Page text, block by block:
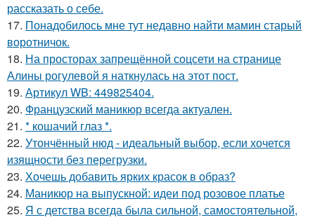
рассказать о себе.
17. Понадобилось мне тут недавно найти мамин старый
воротничок.
18. На просторах запрещённой соцсети на странице
Алины рогулевой я наткнулась на этот пост.
19. Артикул WB: 449825404.
20. Французский маникюр всегда актуален.
21. * кошачий глаз *.
22. Утончённый нюд - идеальный выбор, если хочется
изящности без перегрузки.
23. Хочешь добавить ярких красок в образ?
24. Маникюр на выпускной: идеи под розовое платье
25. Я с детства всегда была сильной, самостоятельной,